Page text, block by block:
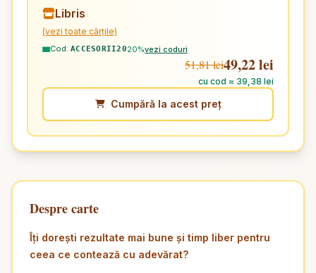
Libris
(vezi toate cărțile)
Cod: ACCESORII2020%vezi coduri
51,81 lei49,22 lei
cu cod ≈ 39,38 lei
Cumpără la acest preț
Despre carte
Îți dorești rezultate mai bune și timp liber pentru
ceea ce contează cu adevărat?